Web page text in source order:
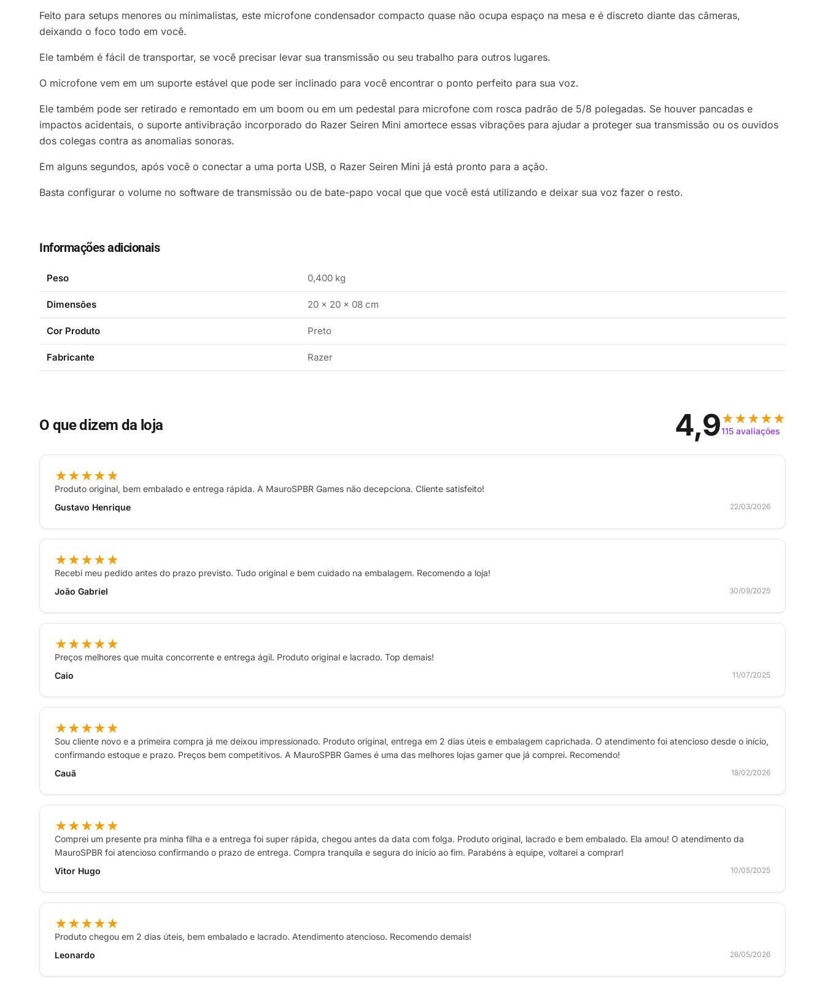
Feito para setups menores ou minimalistas, este microfone condensador compacto quase não ocupa espaço na mesa e é discreto diante das câmeras,
deixando o foco todo em você.
Ele também é fácil de transportar, se você precisar levar sua transmissão ou seu trabalho para outros lugares.
O microfone vem em um suporte estável que pode ser inclinado para você encontrar o ponto perfeito para sua voz.
Ele também pode ser retirado e remontado em um boom ou em um pedestal para microfone com rosca padrão de 5/8 polegadas. Se houver pancadas e
impactos acidentais, o suporte antivibração incorporado do Razer Seiren Mini amortece essas vibrações para ajudar a proteger sua transmissão ou os ouvidos
dos colegas contra as anomalias sonoras.
Em alguns segundos, após você o conectar a uma porta USB, o Razer Seiren Mini já está pronto para a ação.
Basta configurar o volume no software de transmissão ou de bate-papo vocal que que você está utilizando e deixar sua voz fazer o resto.
Informações adicionais
Peso 0,400 kg
Dimensões 20 × 20 × 08 cm
Cor Produto Preto
Fabricante Razer
O que dizem da loja 4,9★★★★★
115 avaliações
★★★★★
Produto original, bem embalado e entrega rápida. A MauroSPBR Games não decepciona. Cliente satisfeito!
Gustavo Henrique
22/03/2026
★★★★★
Recebi meu pedido antes do prazo previsto. Tudo original e bem cuidado na embalagem. Recomendo a loja!
João Gabriel
30/09/2025
★★★★★
Preços melhores que muita concorrente e entrega ágil. Produto original e lacrado. Top demais!
Caio
11/07/2025
★★★★★
Sou cliente novo e a primeira compra já me deixou impressionado. Produto original, entrega em 2 dias úteis e embalagem caprichada. O atendimento foi atencioso desde o início,
confirmando estoque e prazo. Preços bem competitivos. A MauroSPBR Games é uma das melhores lojas gamer que já comprei. Recomendo!
Cauã
18/02/2026
★★★★★
Comprei um presente pra minha filha e a entrega foi super rápida, chegou antes da data com folga. Produto original, lacrado e bem embalado. Ela amou! O atendimento da
MauroSPBR foi atencioso confirmando o prazo de entrega. Compra tranquila e segura do início ao fim. Parabéns à equipe, voltarei a comprar!
Vitor Hugo
10/05/2025
★★★★★
Produto chegou em 2 dias úteis, bem embalado e lacrado. Atendimento atencioso. Recomendo demais!
Leonardo
26/05/2026